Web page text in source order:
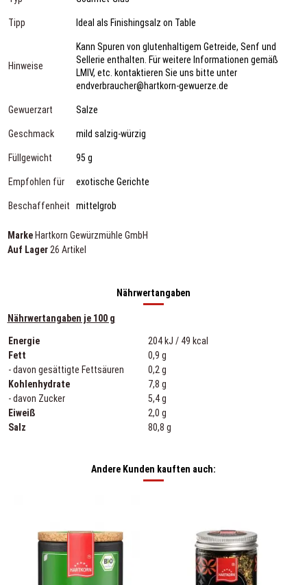
Tipp Ideal als Finishingsalz on Table
Hinweise
Kann Spuren von glutenhaltigem Getreide, Senf und
Sellerie enthalten. Für weitere Informationen gemäß
LMIV, etc. kontaktieren Sie uns bitte unter
endverbraucher@hartkorn-gewuerze.de
Gewuerzart Salze
Geschmack mild salzig-würzig
Füllgewicht 95 g
Empfohlen für exotische Gerichte
Beschaffenheit mittelgrob
Marke Hartkorn Gewürzmühle GmbH
Auf Lager 26 Artikel
Nährwertangaben
Nährwertangaben je 100 g
Energie
204 kJ / 49 kcal
Fett
0,9 g
- davon gesättigte Fettsäuren
0,2 g
Kohlenhydrate
7,8 g
- davon Zucker
5,4 g
Eiweiß
2,0 g
Salz
80,8 g
Andere Kunden kauften auch: